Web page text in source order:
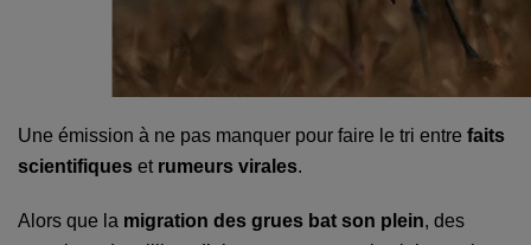
Une émission à ne pas manquer pour faire le tri entre faits
scientifiques et rumeurs virales.
Alors que la migration des grues bat son plein, des